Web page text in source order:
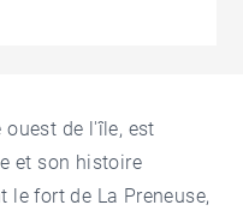
ouest de l'île, est
et son histoire
le fort de La Preneuse,